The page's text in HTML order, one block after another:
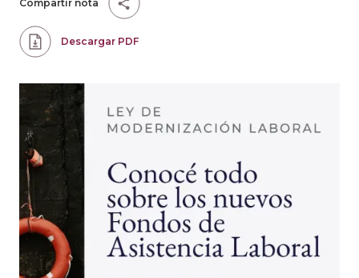
Compartir nota
Descargar PDF